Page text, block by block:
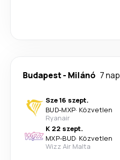
Budapest- Milánó 7 nap
Sze 16 szept.
BUD-MXP· Közvetlen
Ryanair
K 22 szept.
MXP-BUD· Közvetlen
Wizz Air Malta